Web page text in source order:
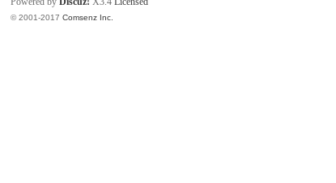
© 2001-2017Comsenz Inc.